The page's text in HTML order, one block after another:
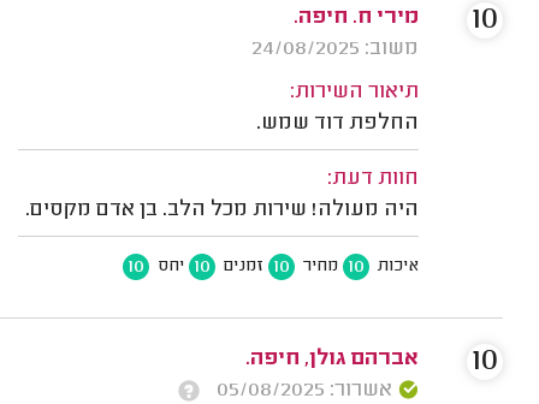
מירי ח. חיפה.
משוב: 24/08/2025
תיאור השירות:
החלפת דוד שמש.
חוות דעת:
היה מעולה! שירות מכל הלב. בן אדם מקסים.
איכות 10 מחיר 10 זמנים 10 יחס 10
10
אברהם גולן, חיפה.
אשרור: 05/08/2025
10